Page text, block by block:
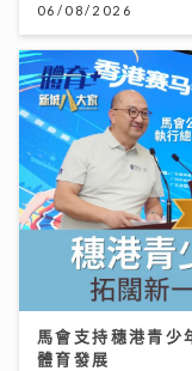
06/08/2026
馬會支持穗港青少
體育發展